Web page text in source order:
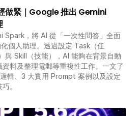
做緊｜Google 推出 Gemini
Spark，將 AI 從「一次性問答」全面
個人助理。透過設定 Task（任
與 Skill（技能），AI 能夠在背景自動
料及整理電郵等重複性工作。一文了
輯、3 大實用 Prompt 案例以及設定
。